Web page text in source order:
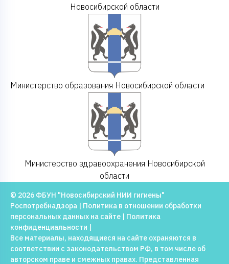
Новосибирской области
Министерство образования Новосибирской области
Министерство здравоохранения Новосибирской
области
© 2026 ФБУН "Новосибирский НИИ гигиены"
Роспотребнадзора | Политика в отношении обработки
персональных данных на сайте
Политика
конфиденциальности
Все материалы, находящиеся на сайте охраняются в
соответствии с законодательством РФ, в том числе об
авторском праве и смежных правах. Представленная